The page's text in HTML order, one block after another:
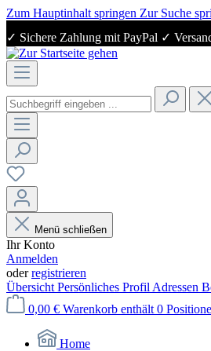
Zum Hauptinhalt springen Zur Suche
✓ Sichere Zahlung mit PayPal ✓
Menü schließen
Ihr Konto
Anmelden
oderregistrieren
Übersicht Persönliches Profil Adressen
0,00 € Warenkorb enthält 0
Home